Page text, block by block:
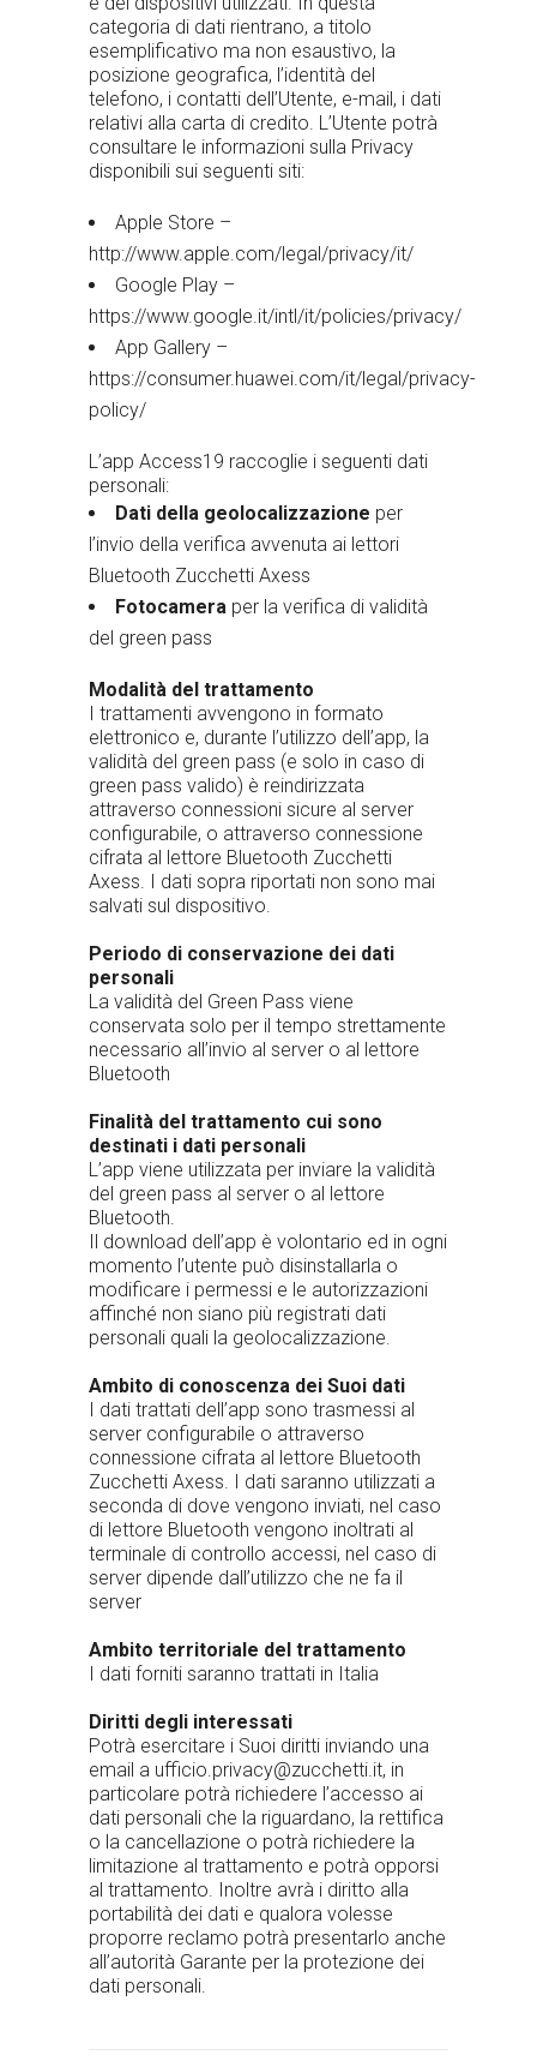
categoria di dati rientrano, a titolo
esemplificativo ma non esaustivo, la
posizione geografica, l’identità del
telefono, i contatti dell’Utente, e-mail, i dati
relativi alla carta di credito. L’Utente potrà
consultare le informazioni sulla Privacy
disponibili sui seguenti siti:
Apple Store –
http://www.apple.com/legal/privacy/it/
Google Play –
https://www.google.it/intl/it/policies/privacy/
App Gallery –
https://consumer.huawei.com/it/legal/privacy-
policy/
L’app Access19 raccoglie i seguenti dati
personali:
Dati della geolocalizzazione per
l’invio della verifica avvenuta ai lettori
Bluetooth Zucchetti Axess
Fotocamera per la verifica di validità
del green pass
Modalità del trattamento
I trattamenti avvengono in formato
elettronico e, durante l’utilizzo dell’app, la
validità del green pass (e solo in caso di
green pass valido) è reindirizzata
attraverso connessioni sicure al server
configurabile, o attraverso connessione
cifrata al lettore Bluetooth Zucchetti
Axess. I dati sopra riportati non sono mai
salvati sul dispositivo.
Periodo di conservazione dei dati
personali
La validità del Green Pass viene
conservata solo per il tempo strettamente
necessario all’invio al server o al lettore
Bluetooth
Finalità del trattamento cui sono
destinati i dati personali
L’app viene utilizzata per inviare la validità
del green pass al server o al lettore
Bluetooth.
Il download dell’app è volontario ed in ogni
momento l’utente può disinstallarla o
modificare i permessi e le autorizzazioni
affinché non siano più registrati dati
personali quali la geolocalizzazione.
Ambito di conoscenza dei Suoi dati
I dati trattati dell’app sono trasmessi al
server configurabile o attraverso
connessione cifrata al lettore Bluetooth
Zucchetti Axess. I dati saranno utilizzati a
seconda di dove vengono inviati, nel caso
di lettore Bluetooth vengono inoltrati al
terminale di controllo accessi, nel caso di
server dipende dall’utilizzo che ne fa il
server
Ambito territoriale del trattamento
I dati forniti saranno trattati in Italia
Diritti degli interessati
Potrà esercitare i Suoi diritti inviando una
email a ufficio.privacy@zucchetti.it, in
particolare potrà richiedere l’accesso ai
dati personali che la riguardano, la rettifica
o la cancellazione o potrà richiedere la
limitazione al trattamento e potrà opporsi
al trattamento. Inoltre avrà i diritto alla
portabilità dei dati e qualora volesse
proporre reclamo potrà presentarlo anche
all’autorità Garante per la protezione dei
dati personali.